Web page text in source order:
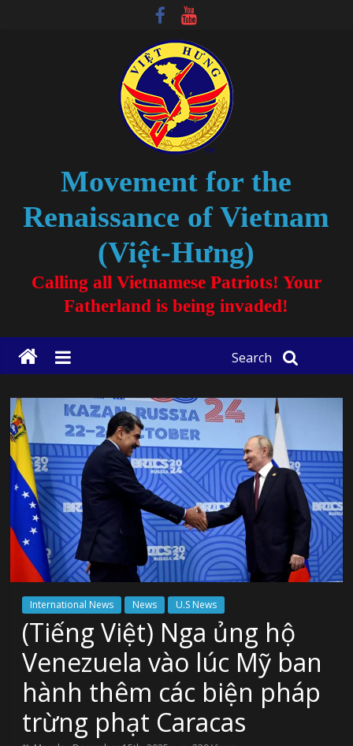
Movement for the
Renaissance of Vietnam
(Việt-Hưng)
Calling all Vietnamese Patriots! Your
Fatherland is being invaded!
Search
International News News U.S News
(Tiếng Việt) Nga ủng hộ
Venezuela vào lúc Mỹ ban
hành thêm các biện pháp
trừng phạt Caracas